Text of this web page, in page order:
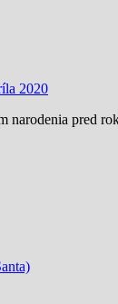
2020
narodenia pred